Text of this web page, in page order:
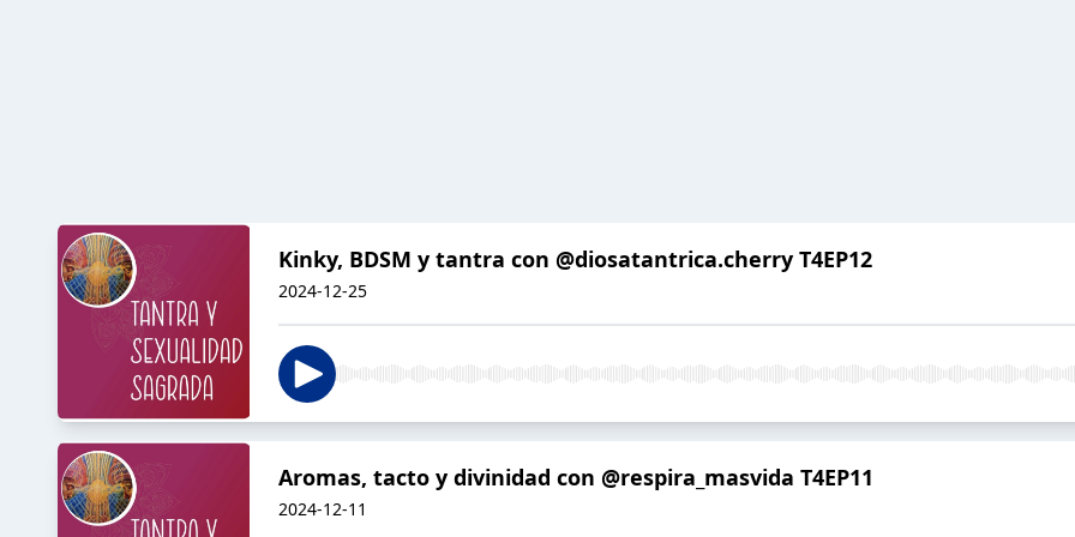
Kinky, BDSM y tantra con @diosatantrica.cherry T4EP12
2024-12-25
Aromas, tacto y divinidad con @respira_masvida T4EP11
2024-12-11